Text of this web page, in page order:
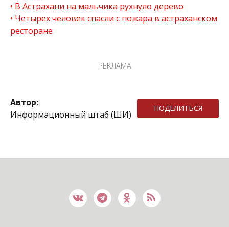
В Астрахани на мальчика рухнуло дерево
Четырех человек спасли с пожара в астраханском
ресторане
РЕКЛАМА
Автор:
Информационный штаб (ШИ)
ПОДЕЛИТЬСЯ